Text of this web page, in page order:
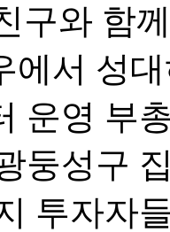
구와 함
에서 성
운영 부
둥성구
투자자